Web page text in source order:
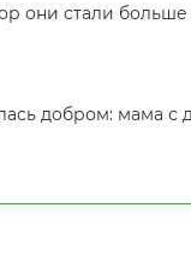
стали больше
добром: мама